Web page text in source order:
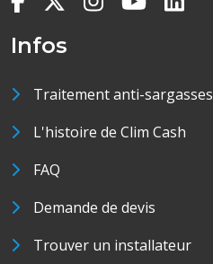
Infos
Traitement anti-sargasses
L'histoire de Clim Cash
FAQ
Demande de devis
Trouver un installateur